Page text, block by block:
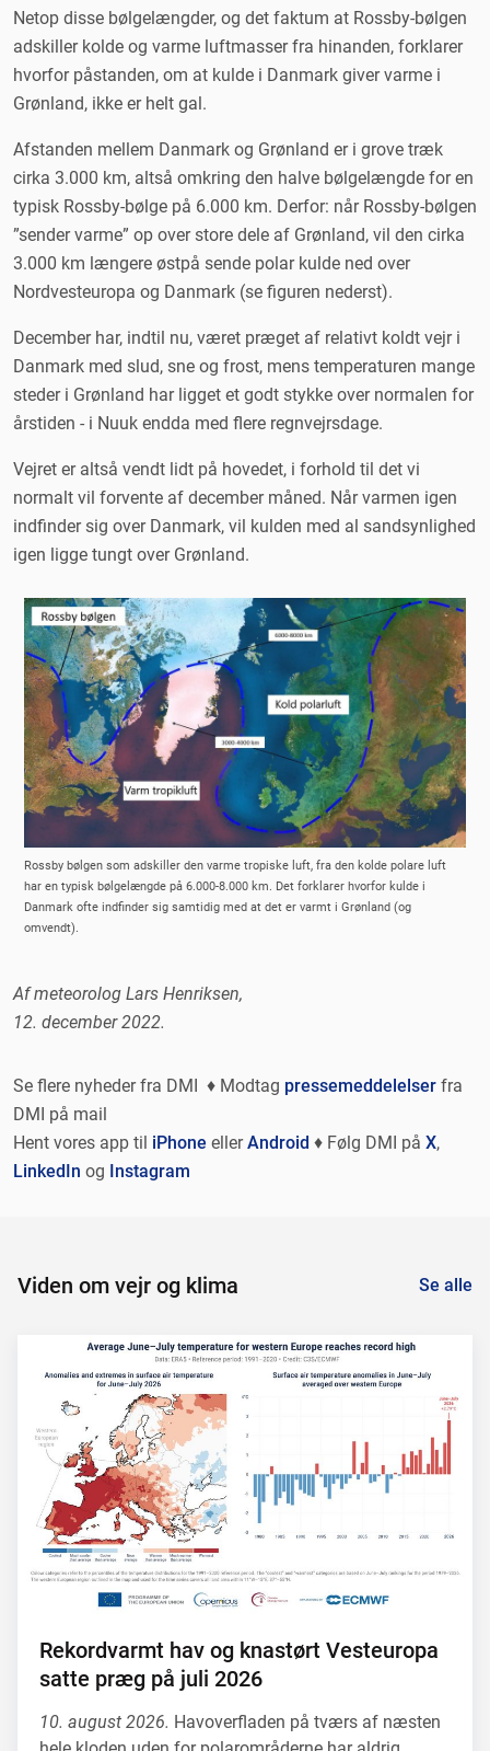
Netop disse bølgelængder, og det faktum at Rossby-bølgen
adskiller kolde og varme luftmasser fra hinanden, forklarer
hvorfor påstanden, om at kulde i Danmark giver varme i
Grønland, ikke er helt gal.
Afstanden mellem Danmark og Grønland er i grove træk
cirka 3.000 km, altså omkring den halve bølgelængde for en
typisk Rossby-bølge på 6.000 km. Derfor: når Rossby-bølgen
”sender varme” op over store dele af Grønland, vil den cirka
3.000 km længere østpå sende polar kulde ned over
Nordvesteuropa og Danmark (se figuren nederst).
December har, indtil nu, været præget af relativt koldt vejr i
Danmark med slud, sne og frost, mens temperaturen mange
steder i Grønland har ligget et godt stykke over normalen for
årstiden - i Nuuk endda med flere regnvejrsdage.
Vejret er altså vendt lidt på hovedet, i forhold til det vi
normalt vil forvente af december måned. Når varmen igen
indfinder sig over Danmark, vil kulden med al sandsynlighed
igen ligge tungt over Grønland.
Rossby bølgen som adskiller den varme tropiske luft, fra den kolde polare luft
har en typisk bølgelængde på 6.000-8.000 km. Det forklarer hvorfor kulde i
Danmark ofte indfinder sig samtidig med at det er varmt i Grønland (og
omvendt).
Af meteorolog Lars Henriksen,
12. december 2022.
Se flere nyheder fra DMI ♦ Modtag pressemeddelelser fra
DMI på mail
Hent vores app til iPhone ellerAndroid ♦ Følg DMI på X,
LinkedIn og Instagram
Viden om vejr og klima Se alle
Rekordvarmt hav og knastørt Vesteuropa
satte præg på juli 2026
10. august 2026. Havoverfladen på tværs af næsten